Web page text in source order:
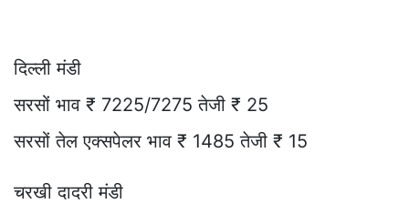
दिल्ली मंडी
सरसों भाव ₹ 7225/7275 तेजी ₹ 25
सरसों तेल एक्सपेलर भाव ₹ 1485 तेजी ₹ 15
चरखी दादरी मंडी